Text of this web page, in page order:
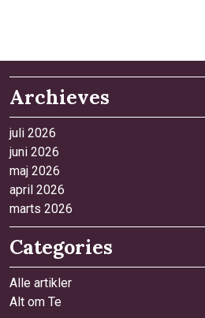
Archieves
juli 2026
juni 2026
maj 2026
april 2026
marts 2026
Categories
Alle artikler
Alt om Te